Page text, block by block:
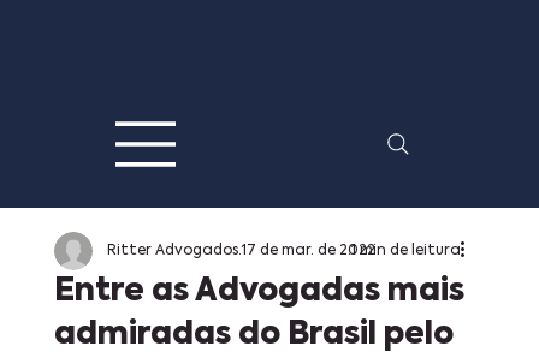
Entre as Advogadas mais
admiradas do Brasil pelo
Ritter Advogados 17 de mar. de 20221 min de leitura